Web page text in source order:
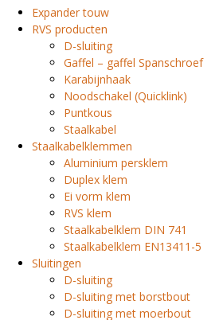
Expander touw
RVS producten
D-sluiting
Gaffel – gaffel Spanschroef
Karabijnhaak
Noodschakel (Quicklink)
Puntkous
Staalkabel
Staalkabelklemmen
Aluminium persklem
Duplex klem
Ei vorm klem
RVS klem
Staalkabelklem DIN 741
Staalkabelklem EN13411-5
Sluitingen
D-sluiting
D-sluiting met borstbout
D-sluiting met moerbout